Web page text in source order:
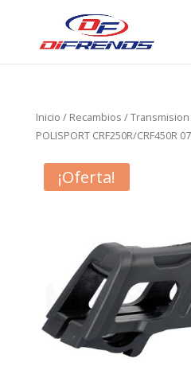
Inicio / Recambios /Transmision
POLISPORT CRF250R/CRF450R
¡Oferta!